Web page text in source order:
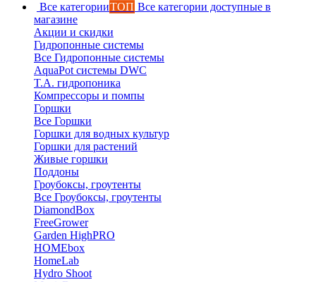
Все категорииТОП Все категории доступные в
магазине
Акции и скидки
Гидропонные системы
Все Гидропонные системы
AquaPot системы DWC
T.A. гидропоника
Компрессоры и помпы
Горшки
Все Горшки
Горшки для водных культур
Горшки для растений
Живые горшки
Поддоны
Гроубоксы, гроутенты
Все Гроубоксы, гроутенты
DiamondBox
FreeGrower
Garden HighPRO
HOMEbox
HomeLab
Hydro Shoot